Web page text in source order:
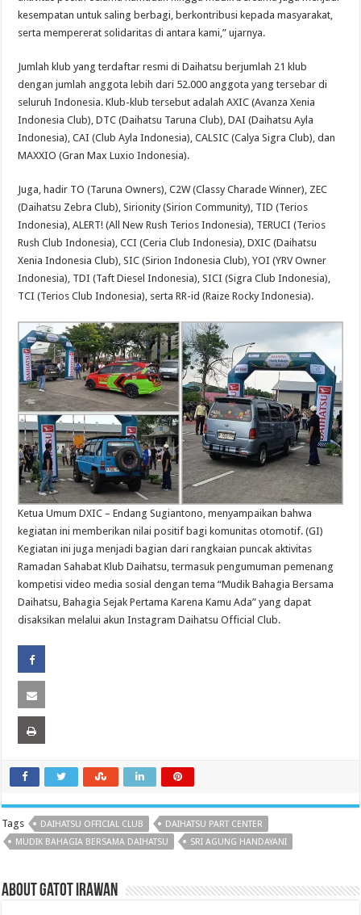
kesempatan untuk saling berbagi, berkontribusi kepada masyarakat,
serta mempererat solidaritas di antara kami,” ujarnya.
Jumlah klub yang terdaftar resmi di Daihatsu berjumlah 21 klub
dengan jumlah anggota lebih dari 52.000 anggota yang tersebar di
seluruh Indonesia. Klub-klub tersebut adalah AXIC (Avanza Xenia
Indonesia Club), DTC (Daihatsu Taruna Club), DAI (Daihatsu Ayla
Indonesia), CAI (Club Ayla Indonesia), CALSIC (Calya Sigra Club), dan
MAXXIO (Gran Max Luxio Indonesia).
Juga, hadir TO (Taruna Owners), C2W (Classy Charade Winner), ZEC
(Daihatsu Zebra Club), Sirionity (Sirion Community), TID (Terios
Indonesia), ALERT! (All New Rush Terios Indonesia), TERUCI (Terios
Rush Club Indonesia), CCI (Ceria Club Indonesia), DXIC (Daihatsu
Xenia Indonesia Club), SIC (Sirion Indonesia Club), YOI (YRV Owner
Indonesia), TDI (Taft Diesel Indonesia), SICI (Sigra Club Indonesia),
TCI (Terios Club Indonesia), serta RR-id (Raize Rocky Indonesia).
Ketua Umum DXIC – Endang Sugiantono, menyampaikan bahwa
kegiatan ini memberikan nilai positif bagi komunitas otomotif. (GI)
Kegiatan ini juga menjadi bagian dari rangkaian puncak aktivitas
Ramadan Sahabat Klub Daihatsu, termasuk pengumuman pemenang
kompetisi video media sosial dengan tema “Mudik Bahagia Bersama
Daihatsu, Bahagia Sejak Pertama Karena Kamu Ada” yang dapat
disaksikan melalui akun Instagram Daihatsu Official Club.
Tags DAIHATSU OFFICIAL CLUB
DAIHATSU PART CENTER
MUDIK BAHAGIA BERSAMA DAIHATSU
SRI AGUNG HANDAYANI
About Gatot Irawan